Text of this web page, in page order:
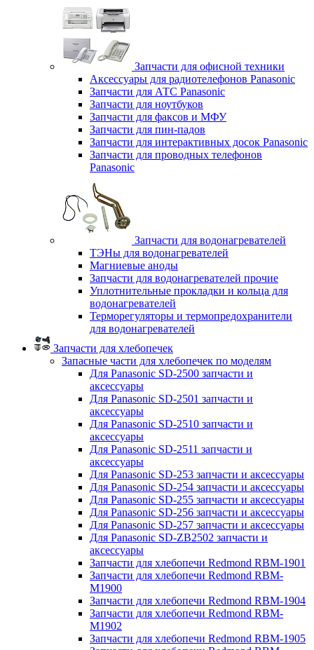
Запчасти для офисной техники
Аксессуары для радиотелефонов Panasonic
Запчасти для АТС Panasonic
Запчасти для ноутбуков
Запчасти для факсов и МФУ
Запчасти для пин-падов
Запчасти для интерактивных досок Panasonic
Запчасти для проводных телефонов
Panasonic
Запчасти для водонагревателей
ТЭНы для водонагревателей
Магниевые аноды
Запчасти для водонагревателей прочие
Уплотнительные прокладки и кольца для
водонагревателей
Терморегуляторы и термопредохранители
для водонагревателей
Запчасти для хлебопечек
Запасные части для хлебопечек по моделям
Для Panasonic SD-2500 запчасти и
аксессуары
Для Panasonic SD-2501 запчасти и
аксессуары
Для Panasonic SD-2510 запчасти и
аксессуары
Для Panasonic SD-2511 запчасти и
аксессуары
Для Panasonic SD-253 запчасти и аксессуары
Для Panasonic SD-254 запчасти и аксессуары
Для Panasonic SD-255 запчасти и аксессуары
Для Panasonic SD-256 запчасти и аксессуары
Для Panasonic SD-257 запчасти и аксессуары
Для Panasonic SD-ZB2502 запчасти и
аксессуары
Запчасти для хлебопечи Redmond RBM-1901
Запчасти для хлебопечи Redmond RBM-
M1900
Запчасти для хлебопечи Redmond RBM-1904
Запчасти для хлебопечи Redmond RBM-
M1902
Запчасти для хлебопечи Redmond RBM-1905